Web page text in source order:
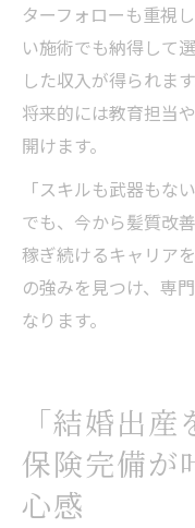
ターフォローも重視
い施術でも納得して
した収入が得られま
将来的には教育担当
開けます。
「スキルも武器もな
でも、今から髪質改
稼ぎ続けるキャリア
の強みを見つけ、専
なります。
「結婚出
保険完備が
心感